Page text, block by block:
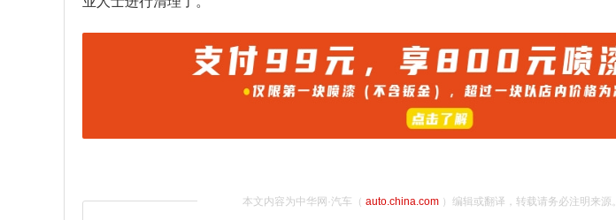
本文内容为中华网·汽车（ auto.china.com）编辑或翻译，转载请务必注明来源。